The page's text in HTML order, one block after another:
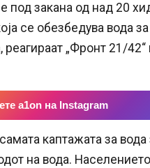
под закана од над 20
се обезбедува вода
„Фронт 21/
a1on на Instagram
каптажата за
на вода.